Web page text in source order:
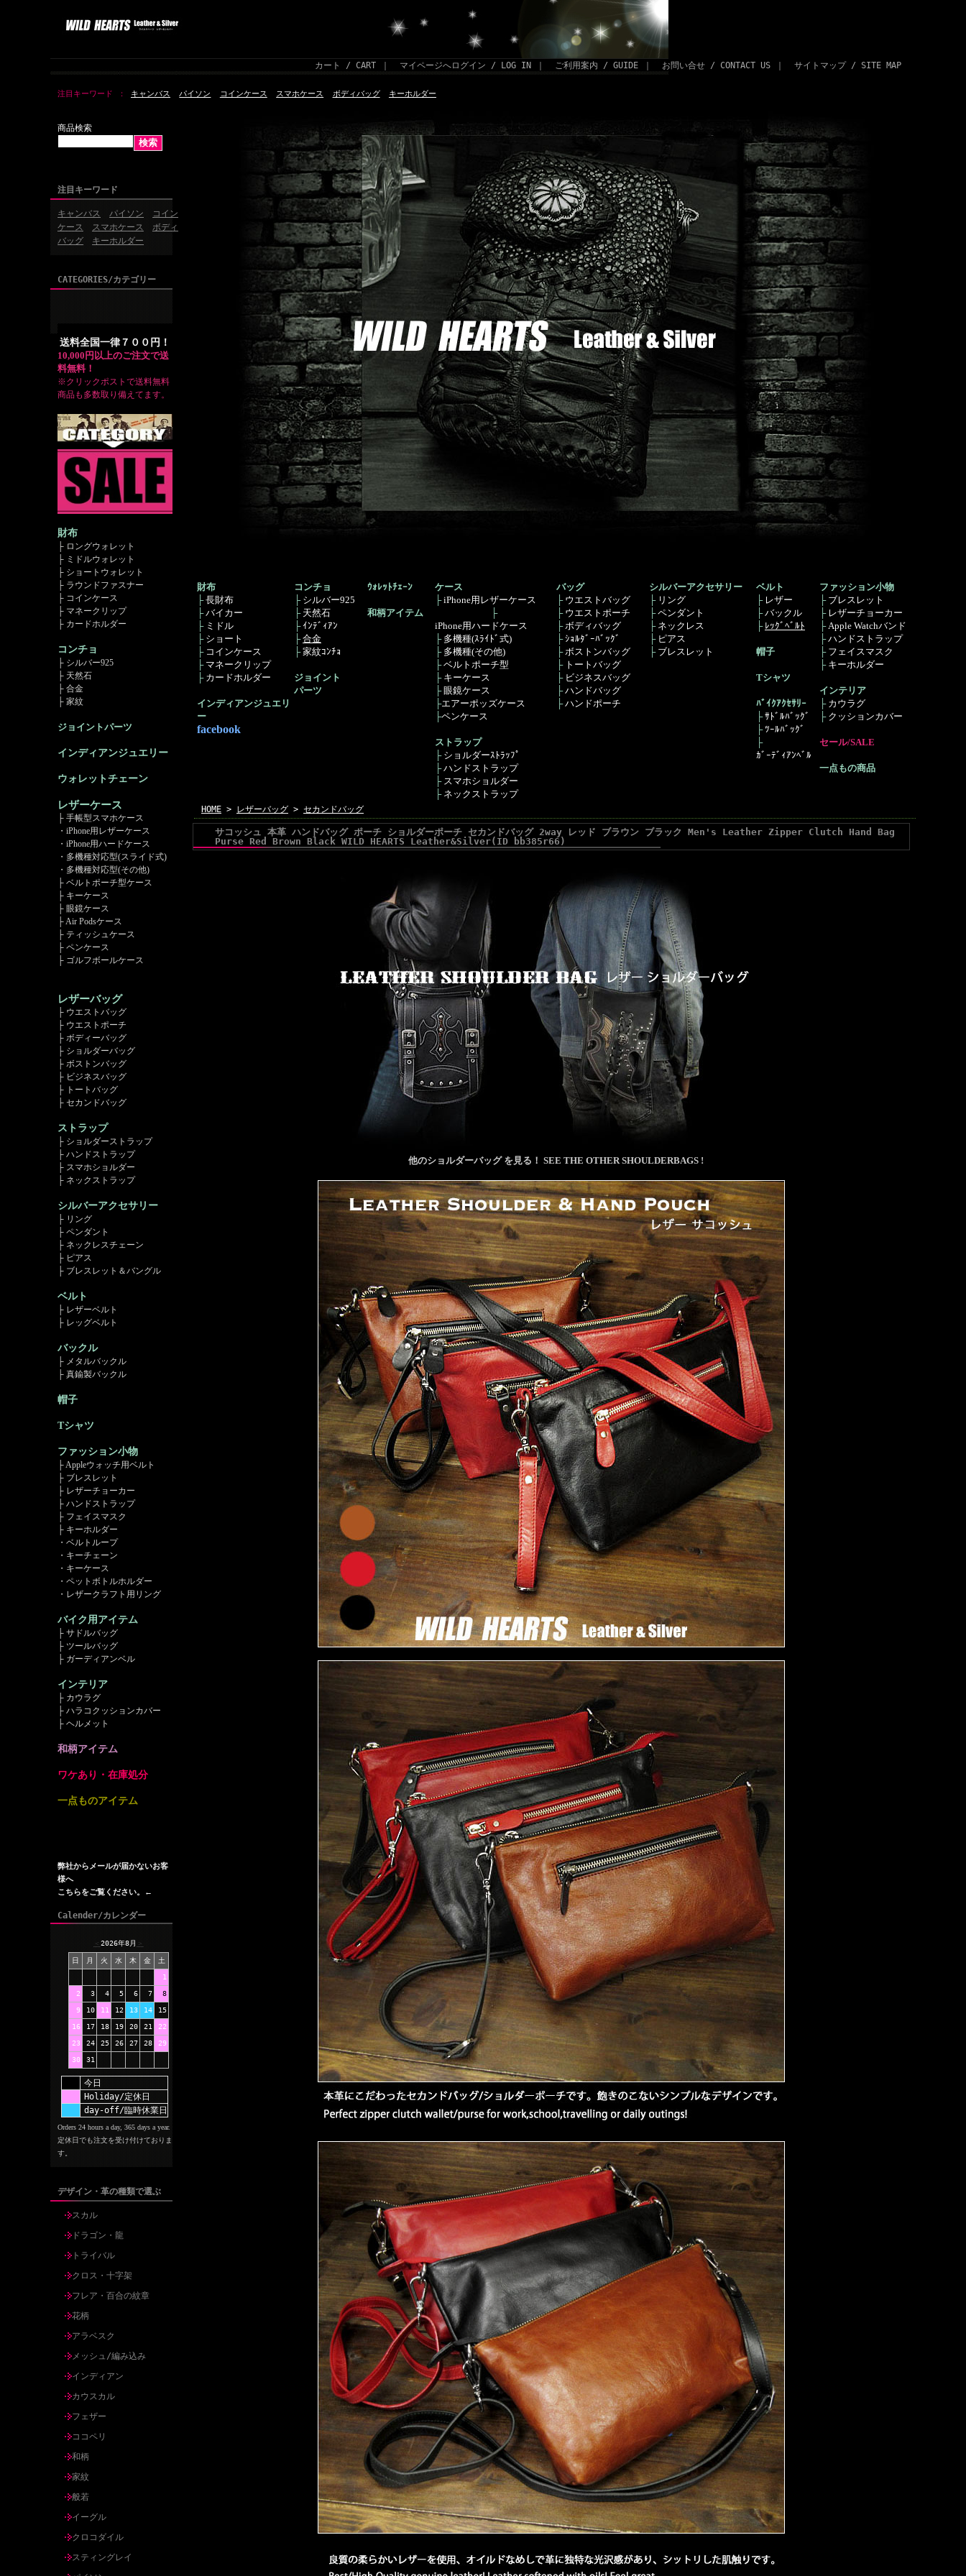
カート / CART マイページへログイン / LOG IN ご利用案内 / GUIDE お問い合せ / CONTACT US サイトマップ / SITE MAP
注目キーワード キャンバス パイソン コインケース スマホケース ボディバッグ キーホルダー
商品検索
注目キーワード
キャンバス パイソン
コイン
ケース
スマホケース
ボディ
バッグ
キーホルダー
CATEGORIES/カテゴリー
送料全国一律７００円！
10,000円以上のご注文で送
料無料！
※クリックポストで送料無料
商品も多数取り備えてます。
財布
├ ロングウォレット
├ ミドルウォレット
├ ショートウォレット
├ ラウンドファスナー
├ コインケース
├ マネークリップ
├ カードホルダー
コンチョ
├ シルバー925
├ 天然石
├ 合金
├ 家紋
ジョイントパーツ
インディアンジュエリー
ウォレットチェーン
レザーケース
├ 手帳型スマホケース
・iPhone用レザーケース
・iPhone用ハードケース
・多機種対応型(スライド式)
・多機種対応型(その他)
├ ベルトポーチ型ケース
├ キーケース
├ 眼鏡ケース
├ Air Podsケース
├ ティッシュケース
├ ペンケース
├ ゴルフボールケース
レザーバッグ
├ ウエストバッグ
├ ウエストポーチ
├ ボディーバッグ
├ ショルダーバッグ
├ ボストンバッグ
├ ビジネスバッグ
├ トートバッグ
├ セカンドバッグ
ストラップ
├ ショルダーストラップ
├ ハンドストラップ
├ スマホショルダー
├ ネックストラップ
シルバーアクセサリー
├ リング
├ ペンダント
├ ネックレスチェーン
├ ピアス
├ ブレスレット＆バングル
ベルト
├ レザーベルト
├ レッグベルト
バックル
├ メタルバックル
├ 真鍮製バックル
帽子
Tシャツ
ファッション小物
├ Appleウォッチ用ベルト
├ ブレスレット
├ レザーチョーカー
├ ハンドストラップ
├ フェイスマスク
├ キーホルダー
・ベルトループ
・キーチェーン
・キーケース
・ペットボトルホルダー
・レザークラフト用リング
バイク用アイテム
├ サドルバッグ
├ ツールバッグ
├ ガーディアンベル
インテリア
├ カウラグ
├ ハラコクッションカバー
├ ヘルメット
和柄アイテム
ワケあり・在庫処分
一点ものアイテム
弊社からメールが届かないお客
様へ
こちらをご覧ください。←
Calender/カレンダー
＜2026年8月＞
日 月 火 水 木 金 土
1
2 3 4 5 6 7 8
9 10 11 12 13 14 15
16 17 18 19 20 21 22
23 24 25 26 27 28 29
30 31
今日
Holiday/定休日
day-off/臨時休業日
Orders 24 hours a day, 365 days a year.
定休日でも注文を受け付けておりま
す。
デザイン・革の種類で選ぶ
スカル
ドラゴン・龍
トライバル
クロス・十字架
フレア・百合の紋章
花柄
アラベスク
メッシュ/編み込み
インディアン
カウスカル
フェザー
ココペリ
和柄
家紋
般若
イーグル
クロコダイル
スティングレイ
財布
├長財布
├バイカー
├ ミドル
├ ショート
├ コインケース
├ マネークリップ
├ カードホルダー
インディアンジュエリ
ー
facebook
コンチョ
├ シルバー925
├ 天然石
├ｲﾝﾃﾞｨｱﾝ
├合金
├家紋ｺﾝﾁｮ
ジョイント
パーツ
ｳｫﾚｯﾄﾁｪｰﾝ
和柄アイテム
ケース
├iPhone用レザーケース
├
iPhone用ハードケース
├ 多機種(ｽﾗｲﾄﾞ式)
├ 多機種(その他)
├ベルトポーチ型
├ キーケース
├ 眼鏡ケース
├エアーポッズケース
├ペンケース
ストラップ
├ ショルダーｽﾄﾗｯﾌﾟ
├ハンドストラップ
├ スマホショルダー
├ ネックストラップ
バッグ
├ ウエストバッグ
├ ウエストポーチ
├ボディバッグ
├ｼｮﾙﾀﾞｰﾊﾞｯｸﾞ
├ボストンバッグ
├ トートバッグ
├ ビジネスバッグ
├ハンドバッグ
├ハンドポーチ
シルバーアクセサリー
├ リング
├ペンダント
├ ネックレス
├ ピアス
├ ブレスレット
ベルト
├ レザー
├バックル
├ ﾚｯｸﾞﾍﾞﾙﾄ
帽子
Tシャツ
ﾊﾞｲｸｱｸｾｻﾘｰ
├ｻﾄﾞﾙﾊﾞｯｸﾞ
├ﾂｰﾙﾊﾞｯｸﾞ
├
ｶﾞｰﾃﾞｨｱﾝﾍﾞﾙ
ファッション小物
├ ブレスレット
├ レザーチョーカー
├Apple Watchバンド
├ハンドストラップ
├ フェイスマスク
├ キーホルダー
インテリア
├ カウラグ
├ クッションカバー
セール/SALE
一点もの商品
HOME > レザーバッグ > セカンドバッグ
サコッシュ 本革 ハンドバッグ ポーチ ショルダーポーチ セカンドバッグ 2way レッド ブラウン ブラック Men's Leather Zipper Clutch Hand Bag
Purse Red Brown Black WILD HEARTS Leather&Silver(ID bb385r66)
他のショルダーバッグ を見る！ SEE THE OTHER SHOULDERBAGS !